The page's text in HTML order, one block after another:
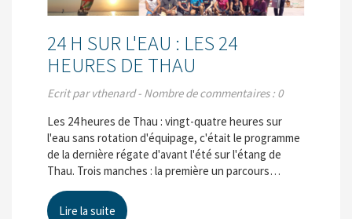
24 H SUR L'EAU : LES 24
HEURES DE THAU
Ecrit par vthenard - Nombre de commentaires : 0
Les 24 heures de Thau : vingt-quatre heures sur
l'eau sans rotation d'équipage, c'était le programme
de la dernière régate d'avant l'été sur l'étang de
Thau. Trois manches : la première un parcours…
Lire la suite